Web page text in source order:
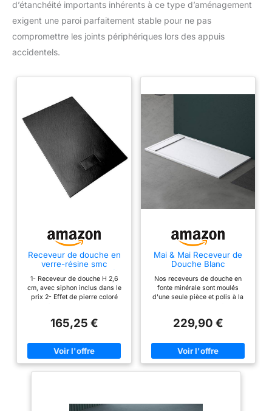
d’étanchéité importants inhérents à ce type d’aménagement
exigent une paroi parfaitement stable pour ne pas
compromettre les joints périphériques lors des appuis
accidentels.
Receveur de douche en
verre-résine smc
H.2.6 cm effet pierre,
drain inclus Bac à
Douche 80x120x2,6 cm
1- Receveur de douche H 2,6
cm, avec siphon inclus dans le
prix 2- Effet de pierre coloré
3- Couvercle coloré , couvercle
indestructible, indéformable,
nid d'abeille en dessous,
réalisée par moulage sur
presse en acier inoxydable 5-
jaunit pas.
165,25 €
Mai & Mai Receveur de
Douche Blanc
90x160x3cm
Nos receveurs de douche en
fonte minérale sont moulés
d'une seule pièce et polis à la
utiliser. Largeur : 90cm,
3cm | Forme : Carré | Couleur :
Blanc mat | Avec écoulement
dissimulé (sans bonde) Couche
protectrice en gelcoat : Retarde
nettoyage quotidien. Conception
229,90 €